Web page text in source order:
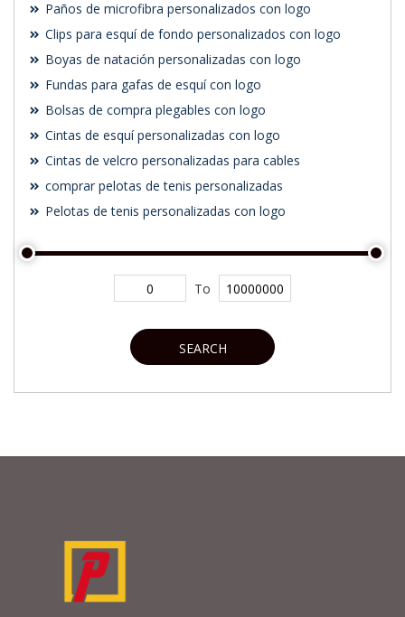
Paños de microfibra personalizados con logo
Clips para esquí de fondo personalizados con logo
Boyas de natación personalizadas con logo
Fundas para gafas de esquí con logo
Bolsas de compra plegables con logo
Cintas de esquí personalizadas con logo
Cintas de velcro personalizadas para cables
comprar pelotas de tenis personalizadas
Pelotas de tenis personalizadas con logo
To
SEARCH